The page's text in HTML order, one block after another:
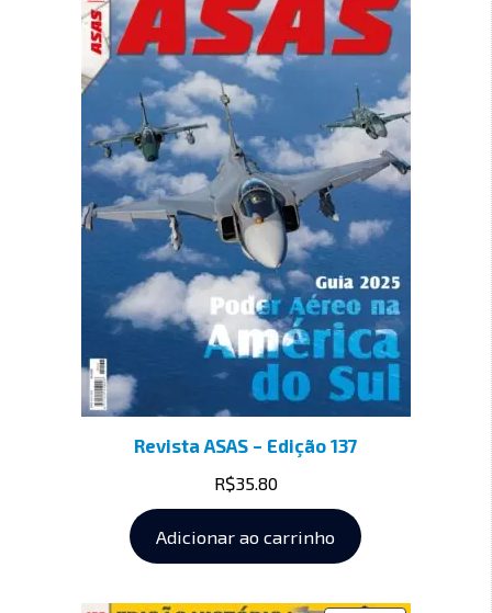
Revista ASAS – Edição 137
R$35.80
Adicionar ao carrinho